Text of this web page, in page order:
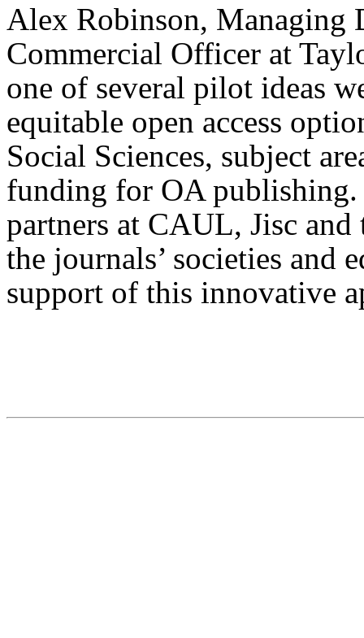
Alex Robinson, Managing
Commercial Officer at
one of several pilot ideas
equitable open access
Social Sciences, subject
funding for OA
partners at CAUL, Jisc
the journals’ societies and
support of this innovative